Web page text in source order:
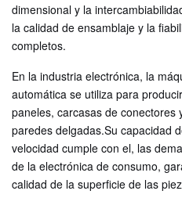
dimensional y la
la calidad de ensamblaje y la
completos.
En la industria electrónica, la
automática se utiliza para
paneles, carcasas de conectores
paredes delgadas.Su capacidad
velocidad cumple con el, las
de la electrónica de consumo,
calidad de la superficie de las